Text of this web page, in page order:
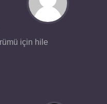
için hile